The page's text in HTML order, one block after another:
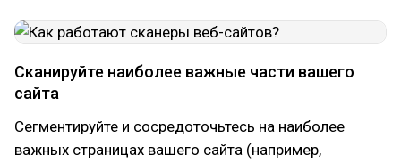
Сканируйте наиболее важные части вашего
сайта
Сегментируйте и сосредоточьтесь на наиболее
важных страницах вашего сайта (например,